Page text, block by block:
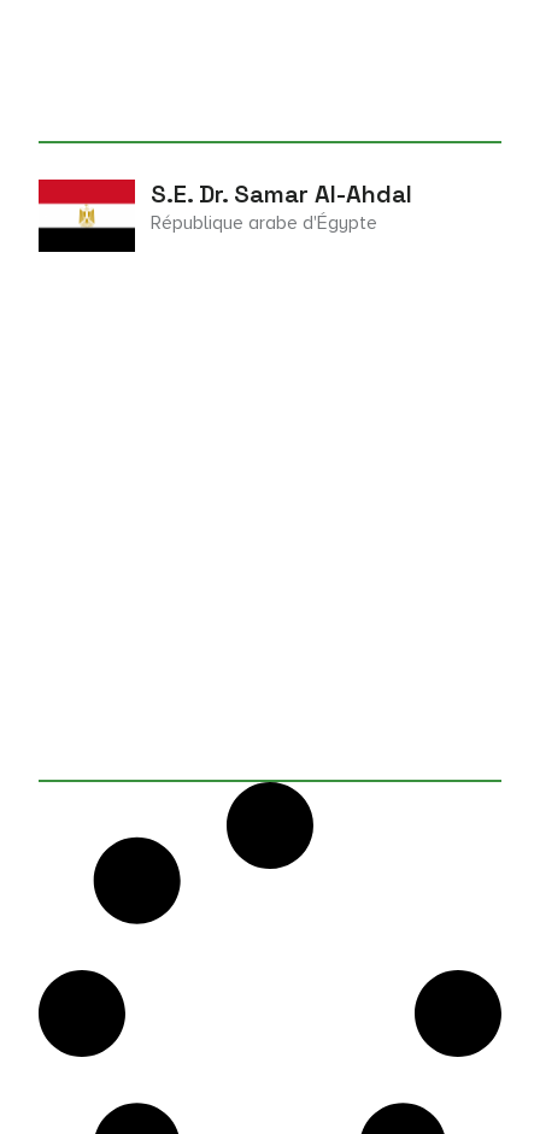
S.E. Dr. Samar Al-Ahdal
République arabe d'Égypte